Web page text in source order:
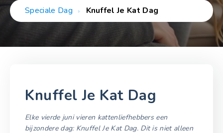
Speciale Dag Knuffel Je Kat Dag
Knuffel Je Kat Dag
Elke vierde juni vieren kattenliefhebbers een
bijzondere dag: Knuffel Je Kat Dag. Dit is niet alleen